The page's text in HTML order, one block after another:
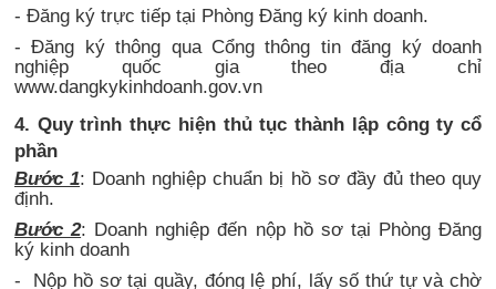
- Đăng ký trực tiếp tại Phòng Đăng ký kinh doanh.
- Đăng ký thông qua Cổng thông tin đăng ký doanh
nghiệp quốc gia theo địa chỉ
www.dangkykinhdoanh.gov.vn
4. Quy trình thực hiện thủ tục thành lập công ty cổ
phần
Bước 1: Doanh nghiệp chuẩn bị hồ sơ đầy đủ theo quy
định.
Bước 2: Doanh nghiệp đến nộp hồ sơ tại Phòng Đăng
ký kinh doanh
- Nộp hồ sơ tại quầy, đóng lệ phí, lấy số thứ tự và chờ